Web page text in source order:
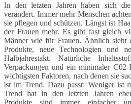
In den letzten Jahren haben sich die
verändert. Immer mehr Menschen
sie pflegen und schützen. Längst ist
der Frauen mehr. Es gibt fast gleich
Männer wie für Frauen. Ähnlich sieht
Produkte, neue Technologien und
Halbjahrestakt. Natürliche
Verpackungen und ein minimaler
wichtigsten Faktoren, nach denen sie
ist im Trend. Dazu passt: Weniger ist
Trend hat in den letzten Jahren
Produkte sind immer einfacher